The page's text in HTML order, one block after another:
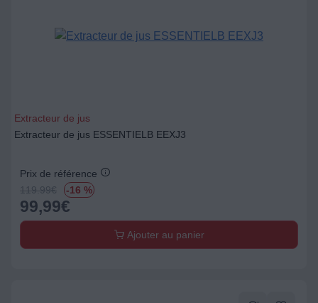
Extracteur de jus
Extracteur de jus ESSENTIELB EEXJ3
Prix de référence
119.99€ -16 %
99,99€
Ajouter au panier